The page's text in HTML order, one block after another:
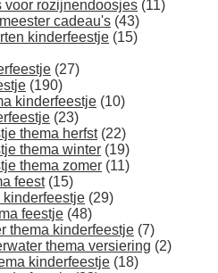
voor rozijnendoosjes (11)
cadeau's (43)
kinderfeestje (15)
(27)
(190)
kinderfeestje (10)
(23)
thema herfst (22)
thema winter (19)
thema zomer (11)
feest (15)
kinderfeestje (29)
feestje (48)
thema kinderfeestje (7)
thema versiering (2)
kinderfeestje (18)